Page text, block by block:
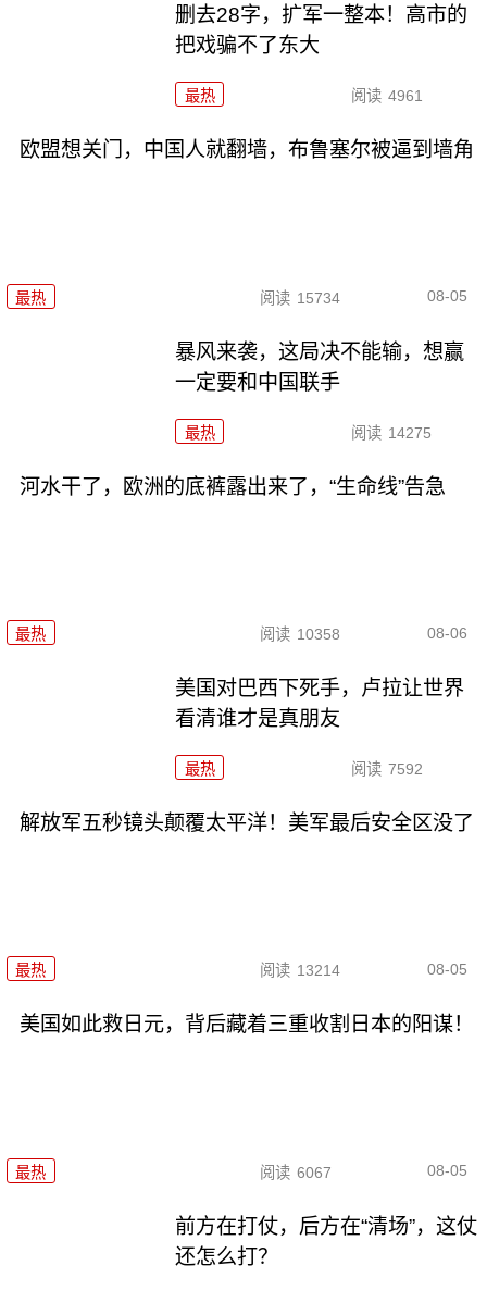
删去28字，扩军一整本！高市的
把戏骗不了东大
最热 阅读 4961
欧盟想关门，中国人就翻墙，布鲁塞尔被逼到墙角
最热 阅读 15734 08-05
暴风来袭，这局决不能输，想赢
一定要和中国联手
最热 阅读 14275
河水干了，欧洲的底裤露出来了，“生命线”告急
最热 阅读 10358 08-06
美国对巴西下死手，卢拉让世界
看清谁才是真朋友
最热 阅读 7592
解放军五秒镜头颠覆太平洋！美军最后安全区没了
最热 阅读 13214 08-05
美国如此救日元，背后藏着三重收割日本的阳谋！
最热 阅读 6067 08-05
前方在打仗，后方在“清场”，这仗
还怎么打？